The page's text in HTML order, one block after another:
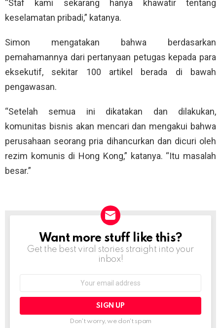
“Staf kami sekarang hanya khawatir tentang
keselamatan pribadi,” katanya.
Simon mengatakan bahwa berdasarkan
pemahamannya dari pertanyaan petugas kepada para
eksekutif, sekitar 100 artikel berada di bawah
pengawasan.
“Setelah semua ini dikatakan dan dilakukan,
komunitas bisnis akan mencari dan mengakui bahwa
perusahaan seorang pria dihancurkan dan dicuri oleh
rezim komunis di Hong Kong,” katanya. “Itu masalah
besar.”
NEWSLETTER
Want more stuff like this?
Get the best viral stories straight into your
inbox!
Don't worry, we don't spam